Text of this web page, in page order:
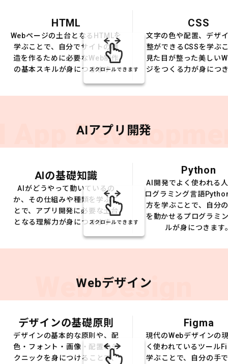
HTML
Webページの土台となるHTMLを
学ぶことで、自分でサイトの構
造を作るために必要なWeb制作
の基本スキルが身につきます。
CSS
文字の色や配置、デザ
整ができるCSSを学ぶ
見た目が整った美しい
ジをつくる力が身につ
スクロールできます
App AIアプリ開発
AIの基礎知識
AIがどうやって動いているの
か、その仕組みや種類を学ぶこ
とで、アプリ開発に必要な土台
となる理解力が身につきます。
Python
AI開発でよく使われる
ログラミング言語
方を学ぶことで、自分
を動かせるプログラミ
ルが身につきます
スクロールできます
Web Design
Webデザイン
デザインの基礎原則
デザインの基本的な原則や、配
色・フォント・画像・配置のテ
クニックを身につけることで、
Figma
現代のWebデザインの
く使われているツール
学ぶことで、自分の手